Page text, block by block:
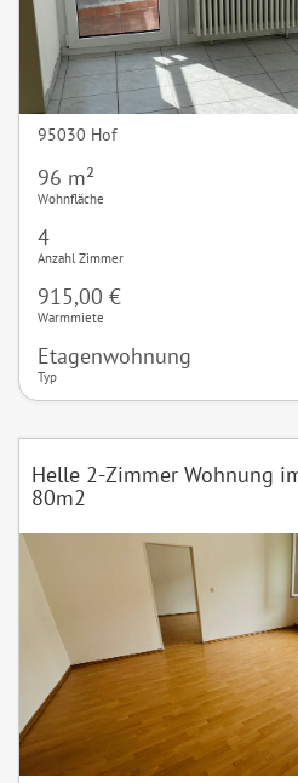
95030 Hof
96 m²
Wohnfläche
4
Anzahl Zimmer
915,00 €
Warmmiete
Etagenwohnung
Typ
Helle 2-Zimmer Wohnung
80m2